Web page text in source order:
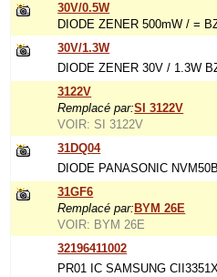
30V/0.5W
DIODE ZENER 500mW / =
30V/1.3W
DIODE ZENER 30V / 1.3W
3122V
Remplacé par:SI 3122V
VOIR: SI 3122V
31DQ04
DIODE PANASONIC
31GF6
Remplacé par: BYM 26E
VOIR: BYM 26E
32196411002
PR01 IC SAMSUNG